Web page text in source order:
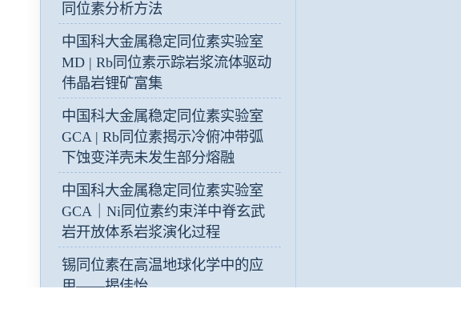
同位素分析方法
中国科大金属稳定同位素实验室
MD | Rb同位素示踪岩浆流体驱动
伟晶岩锂矿富集
中国科大金属稳定同位素实验室
GCA | Rb同位素揭示冷俯冲带弧
下蚀变洋壳未发生部分熔融
中国科大金属稳定同位素实验室
GCA｜Ni同位素约束洋中脊玄武
岩开放体系岩浆演化过程
锡同位素在高温地球化学中的应
用——揭佳怡